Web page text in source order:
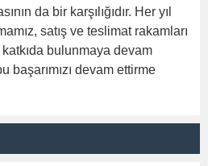
da bir karşılığıdır. Her yıl
satış ve teslimat rakamları
bulunmaya devam
başarımızı devam ettirme